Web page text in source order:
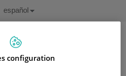
Idioma
Español
configuration